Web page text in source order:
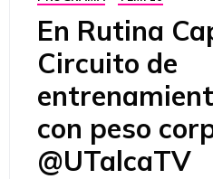
En Rutina
Circuito de
con peso
@UTalcaTV